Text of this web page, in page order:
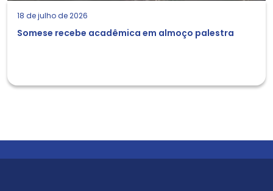
18 de julho de 2026
Somese recebe acadêmica em almoço palestra